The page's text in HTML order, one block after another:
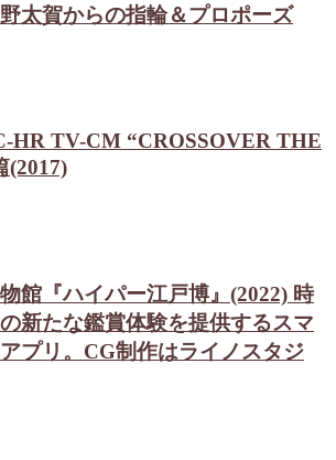
太賀からの指輪＆プロポーズ
HR TV-CM “CROSSOVER THE
(2017)
館『ハイパー江戸博』(2022) 時
新たな鑑賞体験を提供するスマ
プリ。CG制作はライノスタジ